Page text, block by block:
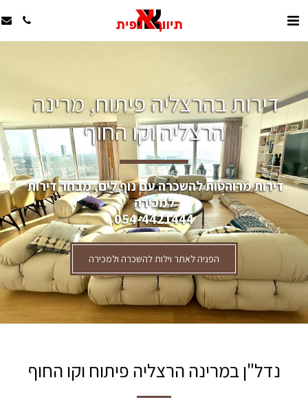
דירות בהרצליה פיתוח, מרינה
הרצליה וקו החוף
דירות מרוהטות להשכרה עם נוף לים, מבחר דירות
למכירה
054-4421444
הפניה לאתר וילות להשכרה ולמכירה
נדל"ן במרינה הרצליה פיתוח וקו החוף